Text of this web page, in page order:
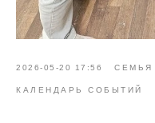
2026-05-20 17:56 СЕМЬЯ
КАЛЕНДАРЬ СОБЫТИЙ